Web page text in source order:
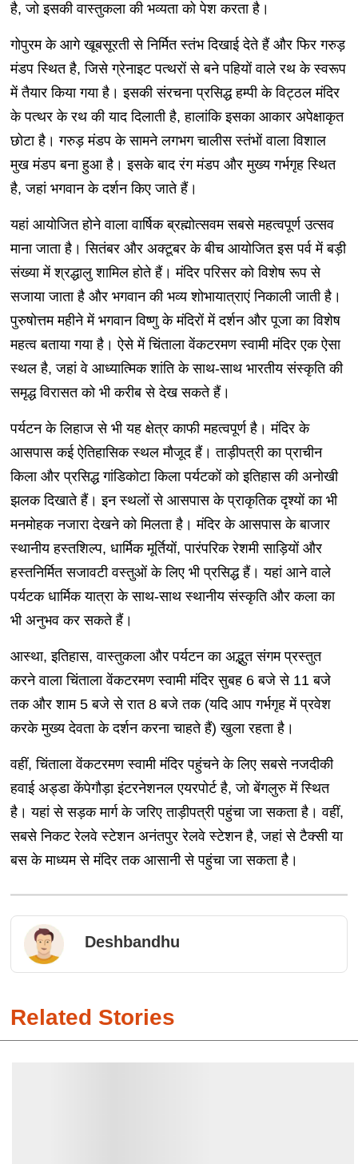
है, जो इसकी वास्तुकला की भव्यता को पेश करता है।
गोपुरम के आगे खूबसूरती से निर्मित स्तंभ दिखाई देते हैं और फिर गरुड़
मंडप स्थित है, जिसे ग्रेनाइट पत्थरों से बने पहियों वाले रथ के स्वरूप
में तैयार किया गया है। इसकी संरचना प्रसिद्ध हम्पी के विट्ठल मंदिर
के पत्थर के रथ की याद दिलाती है, हालांकि इसका आकार अपेक्षाकृत
छोटा है। गरुड़ मंडप के सामने लगभग चालीस स्तंभों वाला विशाल
मुख मंडप बना हुआ है। इसके बाद रंग मंडप और मुख्य गर्भगृह स्थित
है, जहां भगवान के दर्शन किए जाते हैं।
यहां आयोजित होने वाला वार्षिक ब्रह्मोत्सवम सबसे महत्वपूर्ण उत्सव
माना जाता है। सितंबर और अक्टूबर के बीच आयोजित इस पर्व में बड़ी
संख्या में श्रद्धालु शामिल होते हैं। मंदिर परिसर को विशेष रूप से
सजाया जाता है और भगवान की भव्य शोभायात्राएं निकाली जाती है।
पुरुषोत्तम महीने में भगवान विष्णु के मंदिरों में दर्शन और पूजा का विशेष
महत्व बताया गया है। ऐसे में चिंताला वेंकटरमण स्वामी मंदिर एक ऐसा
स्थल है, जहां वे आध्यात्मिक शांति के साथ-साथ भारतीय संस्कृति की
समृद्ध विरासत को भी करीब से देख सकते हैं।
पर्यटन के लिहाज से भी यह क्षेत्र काफी महत्वपूर्ण है। मंदिर के
आसपास कई ऐतिहासिक स्थल मौजूद हैं। ताड़ीपत्री का प्राचीन
किला और प्रसिद्ध गांडिकोटा किला पर्यटकों को इतिहास की अनोखी
झलक दिखाते हैं। इन स्थलों से आसपास के प्राकृतिक दृश्यों का भी
मनमोहक नजारा देखने को मिलता है। मंदिर के आसपास के बाजार
स्थानीय हस्तशिल्प, धार्मिक मूर्तियों, पारंपरिक रेशमी साड़ियों और
हस्तनिर्मित सजावटी वस्तुओं के लिए भी प्रसिद्ध हैं। यहां आने वाले
पर्यटक धार्मिक यात्रा के साथ-साथ स्थानीय संस्कृति और कला का
भी अनुभव कर सकते हैं।
आस्था, इतिहास, वास्तुकला और पर्यटन का अद्भुत संगम प्रस्तुत
करने वाला चिंताला वेंकटरमण स्वामी मंदिर सुबह 6 बजे से 11 बजे
तक और शाम 5 बजे से रात 8 बजे तक (यदि आप गर्भगृह में प्रवेश
करके मुख्य देवता के दर्शन करना चाहते हैं) खुला रहता है।
वहीं, चिंताला वेंकटरमण स्वामी मंदिर पहुंचने के लिए सबसे नजदीकी
हवाई अड्डा केंपेगौड़ा इंटरनेशनल एयरपोर्ट है, जो बेंगलुरु में स्थित
है। यहां से सड़क मार्ग के जरिए ताड़ीपत्री पहुंचा जा सकता है। वहीं,
सबसे निकट रेलवे स्टेशन अनंतपुर रेलवे स्टेशन है, जहां से टैक्सी या
बस के माध्यम से मंदिर तक आसानी से पहुंचा जा सकता है।
Deshbandhu
Related Stories